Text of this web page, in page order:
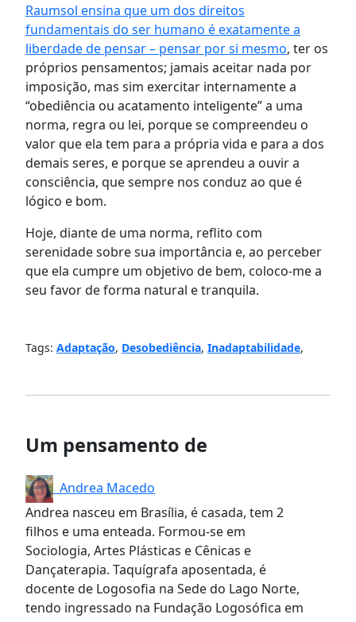
Raumsol ensina que um dos direitos
fundamentais do ser humano é exatamente a
liberdade de pensar – pensar por si mesmo, ter os
próprios pensamentos; jamais aceitar nada por
imposição, mas sim exercitar internamente a
“obediência ou acatamento inteligente” a uma
norma, regra ou lei, porque se compreendeu o
valor que ela tem para a própria vida e para a dos
demais seres, e porque se aprendeu a ouvir a
consciência, que sempre nos conduz ao que é
lógico e bom.
Hoje, diante de uma norma, reflito com
serenidade sobre sua importância e, ao perceber
que ela cumpre um objetivo de bem, coloco-me a
seu favor de forma natural e tranquila.
Tags: Adaptação, Desobediência, Inadaptabilidade,
Um pensamento de
Andrea Macedo
Andrea nasceu em Brasília, é casada, tem 2
filhos e uma enteada. Formou-se em
Sociologia, Artes Plásticas e Cênicas e
Dançaterapia. Taquígrafa aposentada, é
docente de Logosofia na Sede do Lago Norte,
tendo ingressado na Fundação Logosófica em